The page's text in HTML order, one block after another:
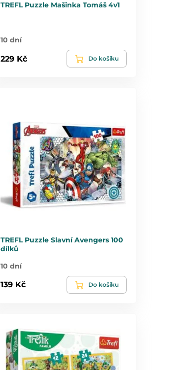
TREFL Puzzle Mašinka Tomáš 4v1
10 dní
229 Kč Do košíku
TREFL Puzzle Slavní Avengers 100
dílků
10 dní
139 Kč Do košíku